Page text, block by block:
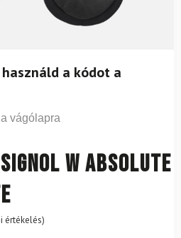
a kódot a
vágólapra
W Absolute
értékelés)